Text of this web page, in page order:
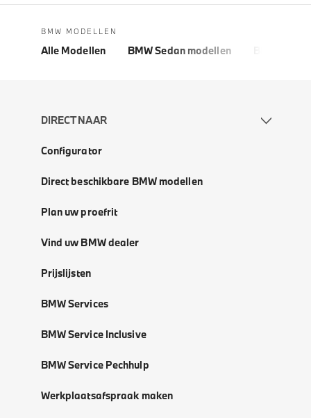
BMW MODELLEN
Alle Modellen BMW Sedan modellen
DIRECT NAAR
Configurator
Direct beschikbare BMW modellen
Plan uw proefrit
Vind uw BMW dealer
Prijslijsten
BMW Services
BMW Service Inclusive
BMW Service Pechhulp
Werkplaatsafspraak maken